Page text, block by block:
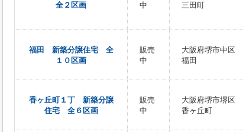
全２区画
中
三田町
福田 新築分譲住宅 全
１０区画
販売
中
大阪府堺市中区
福田
香ヶ丘町１丁 新築分譲
住宅 全６区画
販売
中
大阪府堺市堺区
香ヶ丘町